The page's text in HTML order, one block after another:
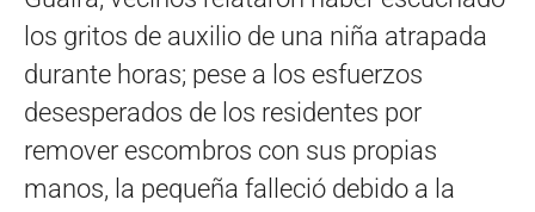
los gritos de auxilio de una niña atrapada
durante horas; pese a los esfuerzos
desesperados de los residentes por
remover escombros con sus propias
manos, la pequeña falleció debido a la